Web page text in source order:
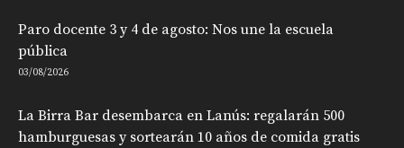
Paro docente 3 y 4 de agosto: Nos une la escuela
pública
03/08/2026
La Birra Bar desembarca en Lanús: regalarán 500
hamburguesas y sortearán 10 años de comida gratis